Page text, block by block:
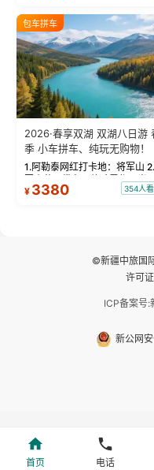
绝美瞬间。 赛湖坦克300跟车
频：专业摄影师...
包车拼车
2026·春享双湖 双湖八日游
季 小车拼车、纯玩无购物！
1.阿勒泰网红打卡地：将军山
军山落日缆车，体验雪都风光
将军山，夕阳派对，蹦迪party
¥ 3380 354人
©新疆中旅国
许可
ICP备案号
新公网
首页 电话